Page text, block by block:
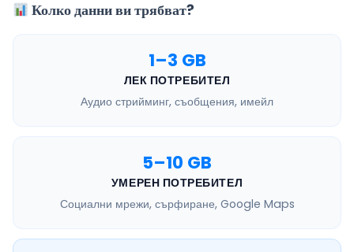
Колко данни ви трябват?
1–3 GB
ЛЕК ПОТРЕБИТЕЛ
Аудио стрийминг, съобщения, имейл
5–10 GB
УМЕРЕН ПОТРЕБИТЕЛ
Социални мрежи, сърфиране, Google Maps